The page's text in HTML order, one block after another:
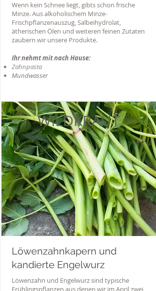
Wenn kein Schnee liegt, gibts schon frische
Minze. Aus alkoholischem Minze-
Frischpflanzenauszug, Salbeihydrolat,
ätherischen Ölen und weiteren feinen Zutaten
zaubern wir unsere Produkte.
Ihr nehmt mit nach Hause:
Zahnpasta
Mundwasser
WILDKRAUT
Löwenzahn und Engelwurz sind typische
Frühlingspflanzen aus denen wir im Aprilzwei
Löwenzahnkapern und
kandierte Engelwurz